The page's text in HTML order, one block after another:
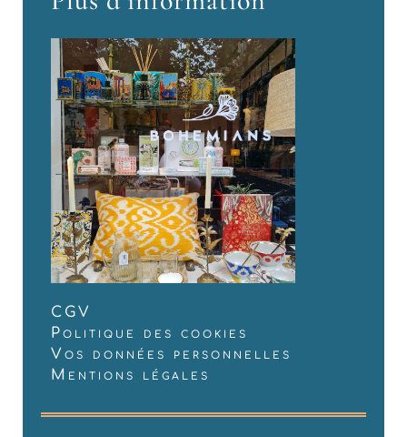
CGV
Politique des cookies
Vos données personnelles
Mentions légales